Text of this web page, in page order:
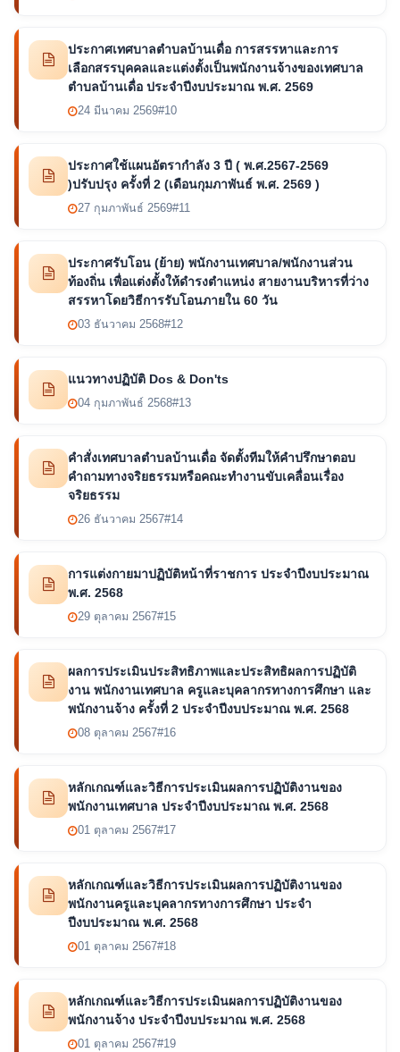
ประกาศเทศบาลตำบลบ้านเดื่อ การสรรหาและการ
เลือกสรรบุคคลและแต่งตั้งเป็นพนักงานจ้างของเทศบาล
ตำบลบ้านเดื่อ ประจำปีงบประมาณ พ.ศ. 2569
24 มีนาคม 2569#10
ประกาศใช้แผนอัตรากำลัง 3 ปี ( พ.ศ.2567-2569
)ปรับปรุง ครั้งที่ 2 (เดือนกุมภาพันธ์ พ.ศ. 2569 )
27 กุมภาพันธ์ 2569#11
ประกาศรับโอน (ย้าย) พนักงานเทศบาล/พนักงานส่วน
ท้องถิ่น เพื่อแต่งตั้งให้ดำรงตำแหน่ง สายงานบริหารที่ว่าง
สรรหาโดยวิธีการรับโอนภายใน 60 วัน
03 ธันวาคม 2568#12
แนวทางปฏิบัติ Dos & Don'ts
04 กุมภาพันธ์ 2568#13
คำสั่งเทศบาลตำบลบ้านเดื่อ จัดตั้งทีมให้คำปรึกษาตอบ
คำถามทางจริยธรรมหรือคณะทำงานขับเคลื่อนเรื่อง
จริยธรรม
26 ธันวาคม 2567#14
การแต่งกายมาปฏิบัติหน้าที่ราชการ ประจำปีงบประมาณ
พ.ศ. 2568
29 ตุลาคม 2567#15
ผลการประเมินประสิทธิภาพและประสิทธิผลการปฏิบัติ
งาน พนักงานเทศบาล ครูและบุคลากรทางการศึกษา และ
พนักงานจ้าง ครั้งที่ 2 ประจำปีงบประมาณ พ.ศ. 2568
08 ตุลาคม 2567#16
หลักเกณฑ์และวิธีการประเมินผลการปฏิบัติงานของ
พนักงานเทศบาล ประจำปีงบประมาณ พ.ศ. 2568
01 ตุลาคม 2567#17
หลักเกณฑ์และวิธีการประเมินผลการปฏิบัติงานของ
พนักงานครูและบุคลากรทางการศึกษา ประจำ
ปีงบประมาณ พ.ศ. 2568
01 ตุลาคม 2567#18
หลักเกณฑ์และวิธีการประเมินผลการปฏิบัติงานของ
พนักงานจ้าง ประจำปีงบประมาณ พ.ศ. 2568
01 ตุลาคม 2567#19